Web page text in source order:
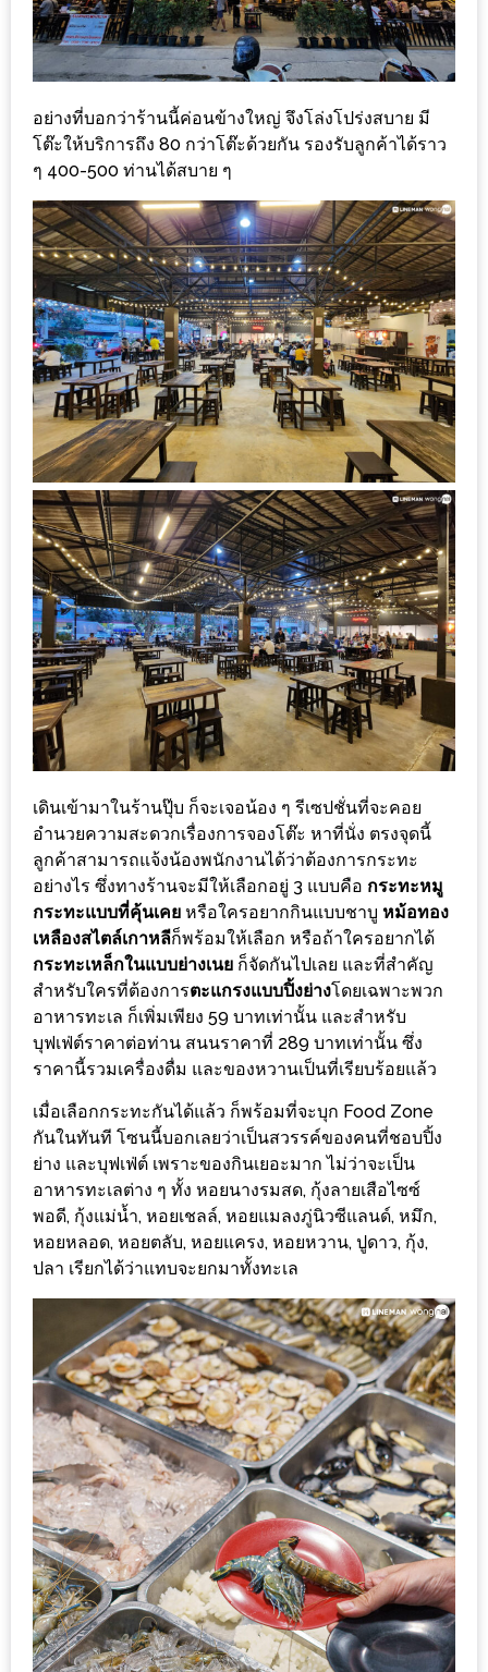
CHECKOUT
–
บาร์บีคิว
เหนือ
กับ
สลัด
หนุ่ม
บ้านนา
เมนู
เด็ด
จาก
ANNA
FARM
ที่
เอาชนะ
ใจ
กรรมการ
จาก
THE
DISH
EVENT
ต้อง
พลาด
สำหรับ
ฤดู
หนาว
นี้
PING
FESTIVAL
–
ช็อป
ฟิน
กิน
เพลิน
HFG
E-
NEWS
GAME
(SABAI
SEAFOOD)
HOMEPRO
FAIR
2017
เชียงใหม่
อย่างที่บอกว่าร้านนี้ค่อนข้างใหญ่ จึงโล่งโปร่งสบาย มี
โต๊ะให้บริการถึง 80 กว่าโต๊ะด้วยกัน รองรับลูกค้าได้ราว
ๆ 400-500 ท่านได้สบาย ๆ
เดินเข้ามาในร้านปุ๊บ ก็จะเจอน้อง ๆ รีเซปชั่นที่จะคอย
อำนวยความสะดวกเรื่องการจองโต๊ะ หาที่นั่ง ตรงจุดนี้
ลูกค้าสามารถแจ้งน้องพนักงานได้ว่าต้องการกระทะ
อย่างไร ซึ่งทางร้านจะมีให้เลือกอยู่ 3 แบบคือ กระทะหมู
กระทะแบบที่คุ้นเคย หรือใครอยากกินแบบชาบู หม้อทอง
เหลืองสไตล์เกาหลีก็พร้อมให้เลือก หรือถ้าใครอยากได้
กระทะเหล็กในแบบย่างเนย ก็จัดกันไปเลย และที่สำคัญ
สำหรับใครที่ต้องการตะแกรงแบบปิ้งย่างโดยเฉพาะพวก
อาหารทะเล ก็เพิ่มเพียง 59 บาทเท่านั้น และสำหรับ
บุฟเฟ่ต์ราคาต่อท่าน สนนราคาที่ 289 บาทเท่านั้น ซึ่ง
ราคานี้รวมเครื่องดื่ม และของหวานเป็นที่เรียบร้อยแล้ว
เมื่อเลือกกระทะกันได้แล้ว ก็พร้อมที่จะบุก Food Zone
กันในทันที โซนนี้บอกเลยว่าเป็นสวรรค์ของคนที่ชอบปิ้ง
ย่าง และบุฟเฟ่ต์ เพราะของกินเยอะมาก ไม่ว่าจะเป็น
อาหารทะเลต่าง ๆ ทั้ง หอยนางรมสด, กุ้งลายเสือไซซ์
พอดี, กุ้งแม่น้ำ, หอยเชลล์, หอยแมลงภู่นิวซีแลนด์, หมึก,
หอยหลอด, หอยตลับ, หอยแครง, หอยหวาน, ปูดาว, กุ้ง,
ปลา เรียกได้ว่าแทบจะยกมาทั้งทะเล